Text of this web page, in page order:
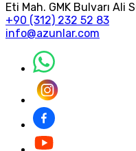
Eti Mah. GMK Bulvarı Ali
+90 (312) 232 52 83
info@azunlar.com